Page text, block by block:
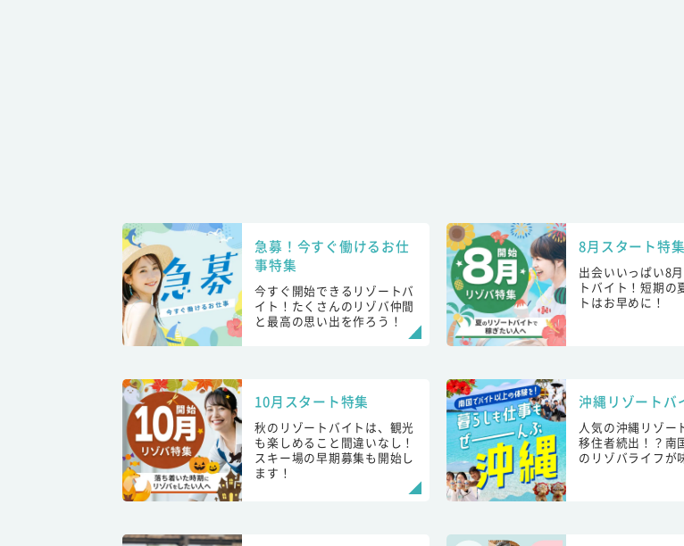
急募！今すぐ働けるお仕
事特集
今すぐ開始できるリゾートバ
イト！たくさんのリゾバ仲間
と最高の思い出を作ろう！
8月スタート特集
出会いいっぱい8
トバイト！短期の
トはお早めに！
10月スタート特集
秋のリゾートバイトは、観光
も楽しめること間違いなし！
スキー場の早期募集も開始し
ます！
沖縄リゾートバ
人気の沖縄リゾー
移住者続出！？南
のリゾバライフが